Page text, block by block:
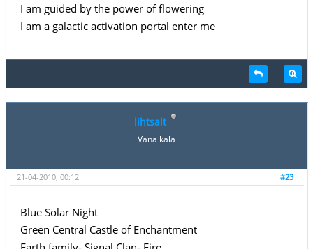
I am guided by the power of flowering
I am a galactic activation portal enter me
lihtsalt
Vana kala
#23
21-04-2010, 00:12
Blue Solar Night
Green Central Castle of Enchantment